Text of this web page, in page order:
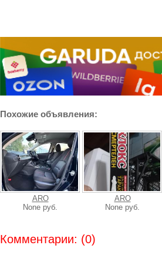
Похожие объявления:
ARO
None руб.
ARO
None руб.
Комментарии: (0)